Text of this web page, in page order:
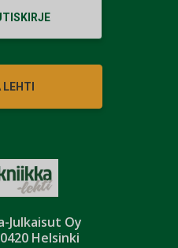
Julkaisut Oy
Helsinki